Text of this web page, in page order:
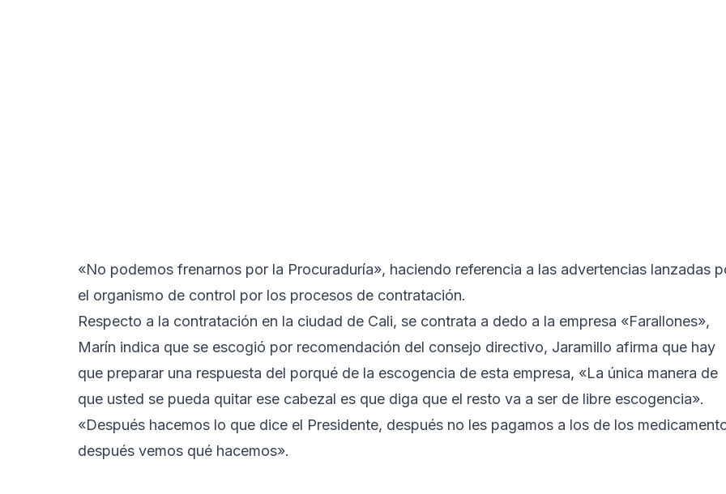
«No podemos frenarnos por la Procuraduría», haciendo referencia a las advertencias lanzadas
el organismo de control por los procesos de contratación.
Respecto a la contratación en la ciudad de Cali, se contrata a dedo a la empresa «Farallones»,
Marín indica que se escogió por recomendación del consejo directivo, Jaramillo afirma que hay
que preparar una respuesta del porqué de la escogencia de esta empresa, «La única manera de
que usted se pueda quitar ese cabezal es que diga que el resto va a ser de libre escogencia».
«Después hacemos lo que dice el Presidente, después no les pagamos a los de los
después vemos qué hacemos».